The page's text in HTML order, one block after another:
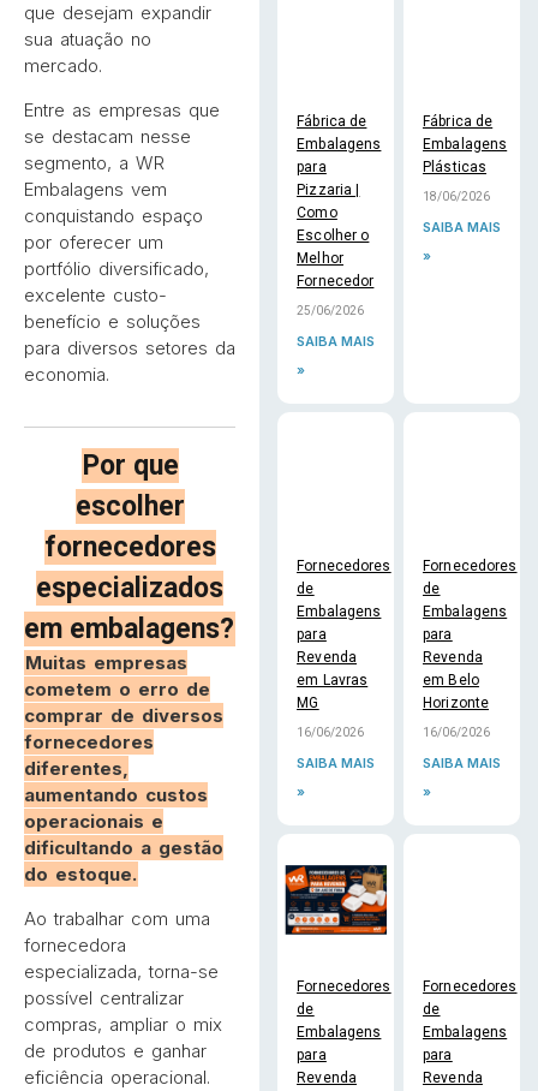
que desejam expandir
sua atuação no
mercado.
Entre as empresas que
se destacam nesse
segmento, a WR
Embalagens vem
conquistando espaço
por oferecer um
portfólio diversificado,
excelente custo-
benefício e soluções
para diversos setores da
economia.
Por que
escolher
fornecedores
especializados
em embalagens?
Muitas empresas
cometem o erro de
comprar de diversos
fornecedores
diferentes,
aumentando custos
operacionais e
dificultando a gestão
do estoque.
Ao trabalhar com uma
fornecedora
especializada, torna-se
possível centralizar
compras, ampliar o mix
de produtos e ganhar
eficiência operacional.
Fábrica de
Embalagens
para
Pizzaria |
Como
Escolher o
Melhor
Fornecedor
25/06/2026
SAIBA MAIS
»
Fábrica de
Embalagens
Plásticas
18/06/2026
SAIBA MAIS
»
Fornecedores
de
Embalagens
para
Revenda
em Lavras
MG
16/06/2026
SAIBA MAIS
»
Fornecedores
de
Embalagens
para
Revenda
em Belo
Horizonte
16/06/2026
SAIBA MAIS
»
Fornecedores
de
Embalagens
para
Revenda
Fornecedores
de
Embalagens
para
Revenda